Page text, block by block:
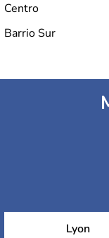
Centro
Barrio Sur
Lyon